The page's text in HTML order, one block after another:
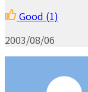
Good (1)
2003/08/06